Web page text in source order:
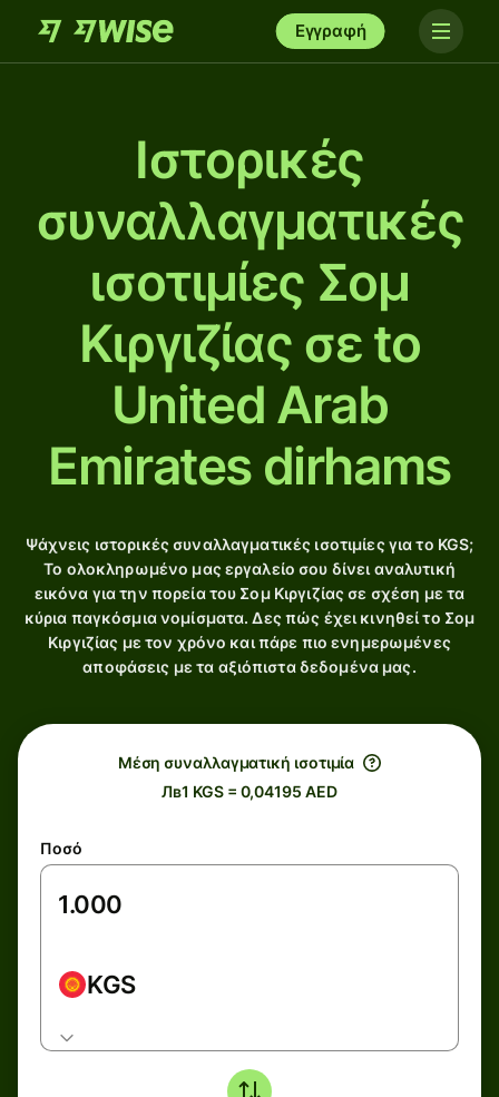
Εγγραφή
Ιστορικές
συναλλαγματικές
ισοτιμίες Σομ
Κιργιζίας σε to
United Arab
Emirates dirhams
Ψάχνεις ιστορικές συναλλαγματικές ισοτιμίες για το KGS;
Το ολοκληρωμένο μας εργαλείο σου δίνει αναλυτική
εικόνα για την πορεία του Σομ Κιργιζίας σε σχέση με τα
κύρια παγκόσμια νομίσματα. Δες πώς έχει κινηθεί το Σομ
Κιργιζίας με τον χρόνο και πάρε πιο ενημερωμένες
αποφάσεις με τα αξιόπιστα δεδομένα μας.
Μέση συναλλαγματική ισοτιμία
Лв1 KGS = 0,04195 AED
Ποσό
KGS